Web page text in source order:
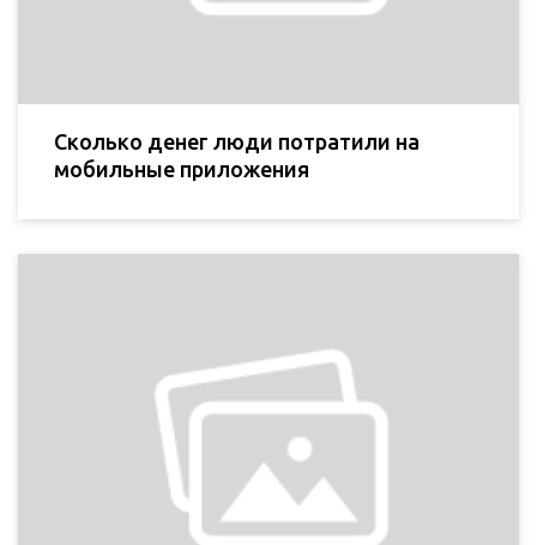
Сколько денег люди потратили на
мобильные приложения